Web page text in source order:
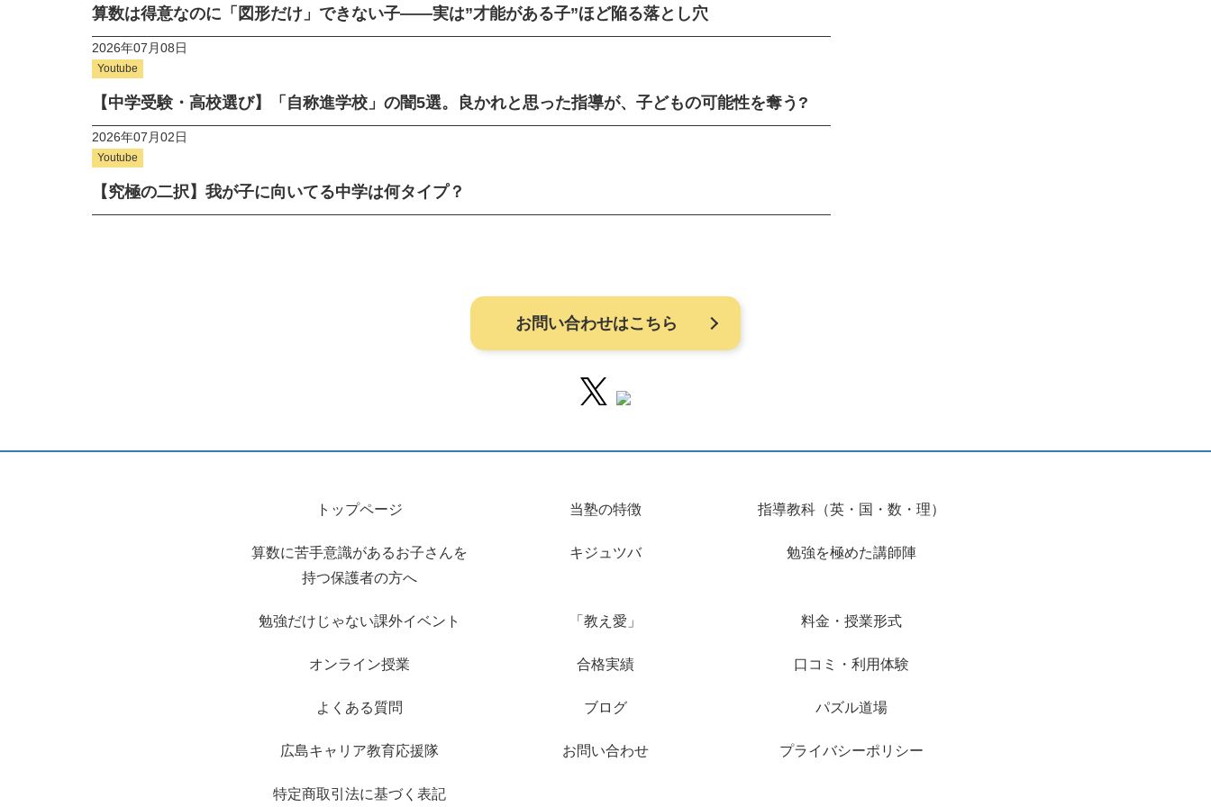
算数は得意なのに「図形だけ」できない子——実は”才能がある子”ほど陥る落とし穴
2026年07月08日
Youtube
【中学受験・高校選び】「自称進学校」の闇5選。良かれと思った指導が、子どもの可能性を奪う?
2026年07月02日
Youtube
【究極の二択】我が子に向いてる中学は何タイプ？
お問い合わせはこちら
トップページ 当塾の特徴 指導教科（英・国・数・理）
算数に苦手意識があるお子さんを
持つ保護者の方へ
キジュツバ 勉強を極めた講師陣
勉強だけじゃない課外イベント 「教え愛」 料金・授業形式
オンライン授業 合格実績 口コミ・利用体験
よくある質問 ブログ パズル道場
広島キャリア教育応援隊 お問い合わせ プライバシーポリシー
特定商取引法に基づく表記